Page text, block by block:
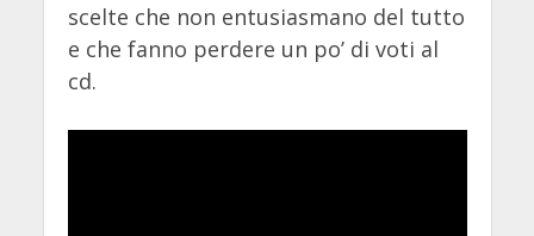
scelte che non entusiasmano del tutto
e che fanno perdere un po’ di voti al
cd.